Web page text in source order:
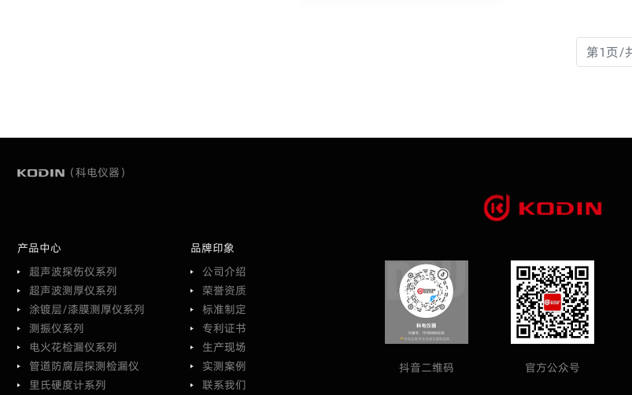
第1页/
（科电仪器）
产品中心
超声波探伤仪系列
超声波测厚仪系列
涂镀层/漆膜测厚仪系列
测振仪系列
电火花检漏仪系列
管道防腐层探测检漏仪
里氏硬度计系列
品牌印象
公司介绍
荣誉资质
标准制定
专利证书
生产现场
实测案例
联系我们
抖音二维码 官方公众号